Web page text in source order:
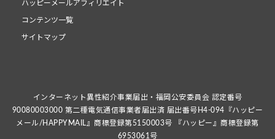
ハッピーメールアフィリエイト
コンテンツ一覧
サイトマップ
インターネット異性紹介事業届出・福岡公安委員会 認定番号
90080003000 第二種電気通信事業者届出済 届出番号H4-094『ハッピー
メール/HAPPYMAIL』商標登録第5150003号 『ハッピー』商標登録第
6953061号